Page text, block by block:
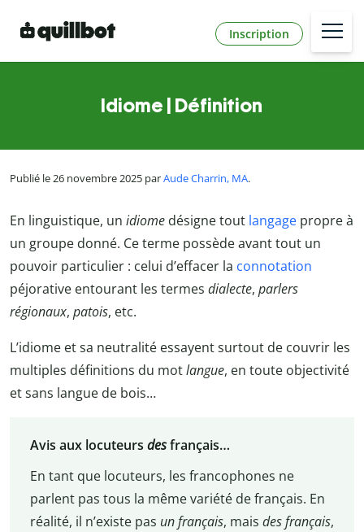
Inscription
Idiome | Définition
Publié le 26 novembre 2025 parAude Charrin, MA.
En linguistique, un idiome désigne tout langage propre à
un groupe donné. Ce terme possède avant tout un
pouvoir particulier : celui d’effacer la connotation
péjorative entourant les termes dialecte, parlers
régionaux, patois, etc.
L’idiome et sa neutralité essayent surtout de couvrir les
multiples définitions du motlangue, en toute objectivité
et sans langue de bois…
Avis aux locuteurs desfrançais…
En tant que locuteurs, les francophones ne
parlent pas tous la même variété de français. En
réalité, il n’existe pas un français, mais des français,